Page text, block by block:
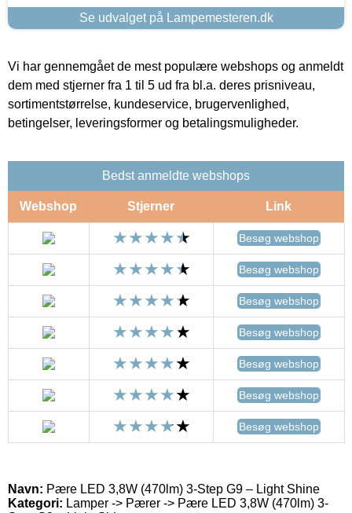
Se udvalget på Lampemesteren.dk
Vi har gennemgået de mest populære webshops og anmeldt
dem med stjerner fra 1 til 5 ud fra bl.a. deres prisniveau,
sortimentstørrelse, kundeservice, brugervenlighed,
betingelser, leveringsformer og betalingsmuligheder.
Bedst anmeldte webshops
Webshop Stjerner Link
Besøg webshop
Besøg webshop
Besøg webshop
Besøg webshop
Besøg webshop
Besøg webshop
Besøg webshop
Navn: Pære LED 3,8W (470lm) 3-Step G9 – Light Shine
Kategori: Lamper -> Pærer -> Pære LED 3,8W (470lm) 3-